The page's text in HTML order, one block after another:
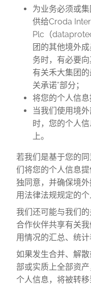
为业务必须或
供给Croda
Plc （
团的其他境外
务时，有必要
有关禾大集团
关承诺”部分；
将您的个人信息
当我们使用境
时，您的个人
上。
若我们是基于您的
们将您的个人信息
独同意，并确保境
用法律法规规定的个
我们还可能与我们
合作伙伴共享有关
用情况的汇总、统计
如果发生合并、解
部或实质上全部资
个人信息，将被转移